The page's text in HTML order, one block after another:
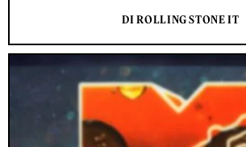
DI ROLLING STONE IT